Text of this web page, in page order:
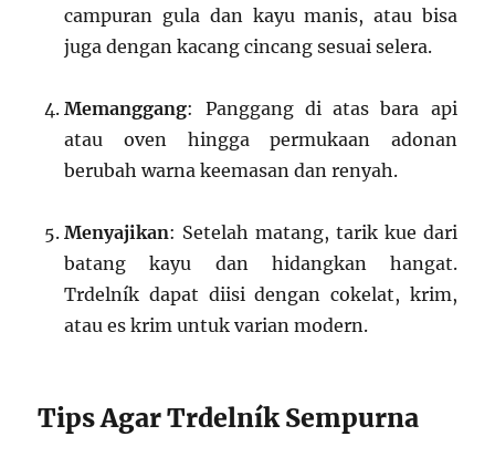
campuran gula dan kayu manis, atau bisa
juga dengan kacang cincang sesuai selera.
Memanggang: Panggang di atas bara api
atau oven hingga permukaan adonan
berubah warna keemasan dan renyah.
Menyajikan: Setelah matang, tarik kue dari
batang kayu dan hidangkan hangat.
Trdelník dapat diisi dengan cokelat, krim,
atau es krim untuk varian modern.
Tips Agar Trdelník Sempurna